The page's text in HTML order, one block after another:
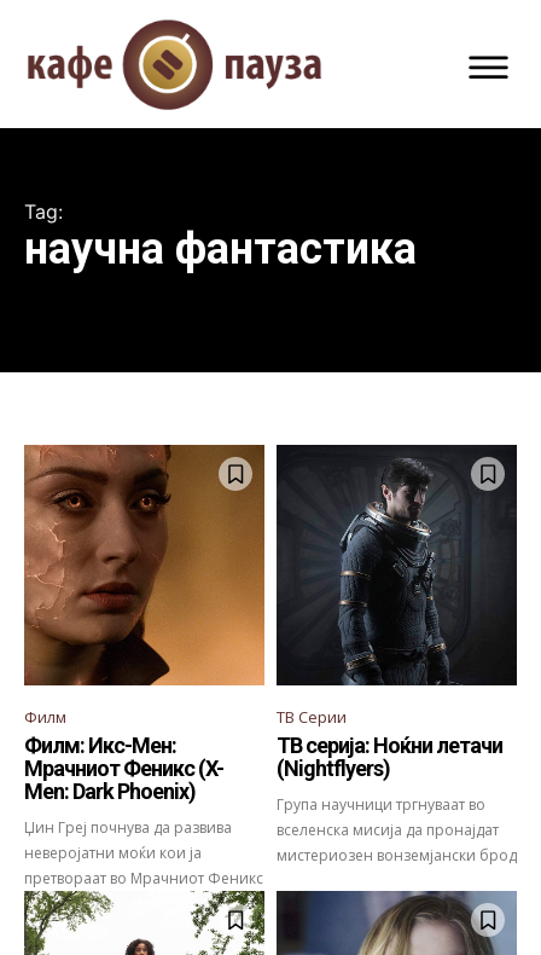
Tag:
научна фантастика
Филм
Филм: Икс-Мен:
Мрачниот Феникс (X-
Men: Dark Phoenix)
Џин Греј почнува да развива
неверојатни моќи кои ја
претвораат во Мрачниот Феникс
ТВ Серии
ТВ серија: Ноќни летачи
(Nightflyers)
Група научници тргнуваат во
вселенска мисија да пронајдат
мистериозен вонземјански брод